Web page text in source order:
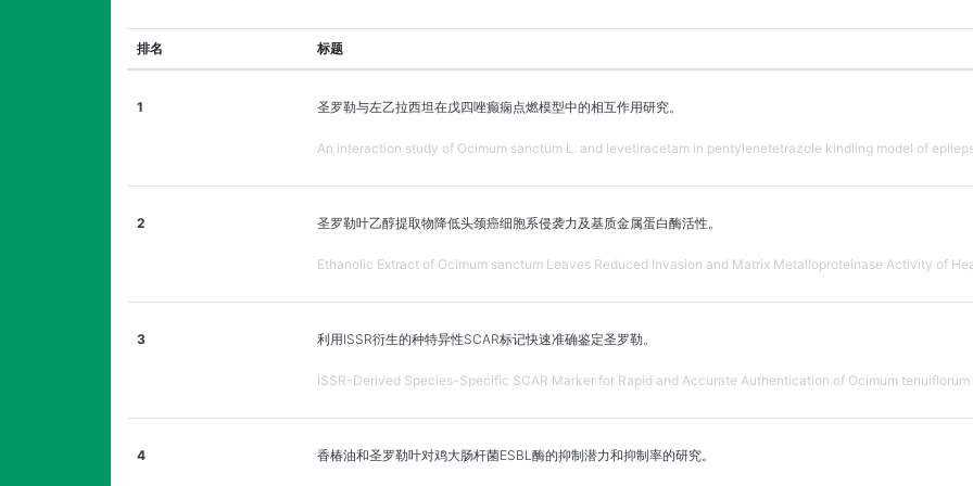
排名 标题
1 圣罗勒与左乙拉西坦在戊四唑癫痫点燃模型中的相互作用研究。
An interaction study of Ocimum sanctum L. and levetiracetam in pentylenetetrazole kindling model of
2 圣罗勒叶乙醇提取物降低头颈癌细胞系侵袭力及基质金属蛋白酶活性。
Ethanolic Extract of Ocimum sanctum Leaves Reduced Invasion and Matrix Metalloproteinase Activity of
3 利用ISSR衍生的种特异性SCAR标记快速准确鉴定圣罗勒。
ISSR-Derived Species-Specific SCAR Marker for Rapid and Accurate Authentication of Ocimum tenuiflorum
4 香椿油和圣罗勒叶对鸡大肠杆菌ESBL酶的抑制潜力和抑制率的研究。